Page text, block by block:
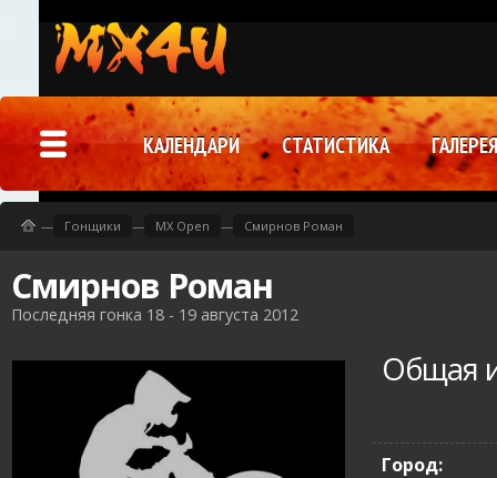
Смирнов Роман
Последняя гонка 18 - 19 августа 2012
Общая
Город:
— Гонщики — MX Open — Смирнов Роман
КАЛЕНДАРИ СТАТИСТИКА ГАЛЕРЕЯ